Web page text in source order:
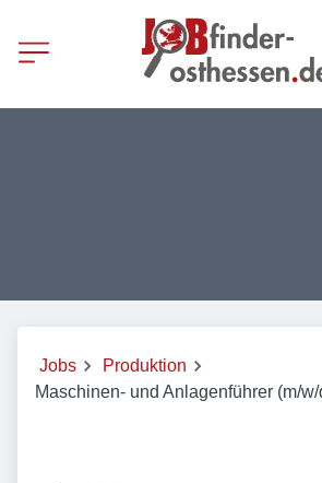
Jobs
Produktion
Maschinen- und Anlagenführer (m/w/